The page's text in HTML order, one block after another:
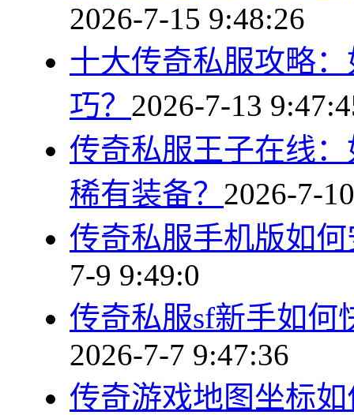
2026-7-15 9:48:26
十大传奇私服攻略
巧？ 2026-7-13
传奇私服王子在线
稀有装备？ 2026-7-
传奇私服手机版如
7-9 9:49:0
传奇私服sf新手如何
2026-7-7 9:47:36
传奇游戏地图坐标